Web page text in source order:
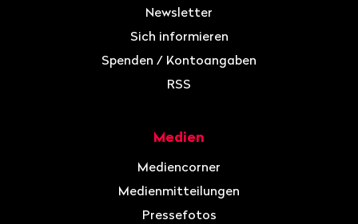
Newsletter
Sich informieren
Spenden / Kontoangaben
RSS
Medien
Mediencorner
Medienmitteilungen
Pressefotos